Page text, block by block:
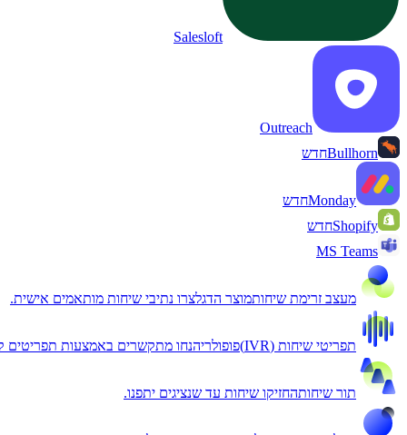
Salesloft
Outreach
Bullhornחדש
Mondayחדש
Shopifyחדש
MS Teams
מעצב זרימת שיחותמוצר הדגלצרו נתיבי שיחות מותאמים אישית.
תפריטי שיחות (IVR) פופולריהנחו מתקשרים באמצעות תפריטים
תור שיחותהחזיקו שיחות עד שנציגים יתפנו.